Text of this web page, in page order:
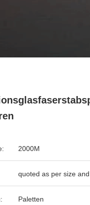
2000M
quoted as per size
Paletten